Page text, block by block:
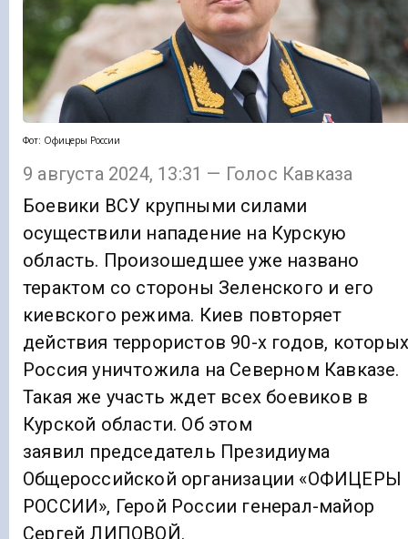
Фот: Офицеры России
9 августа 2024, 13:31 — Голос Кавказа
Боевики ВСУ крупными силами
осуществили нападение на Курскую
область. Произошедшее уже названо
терактом со стороны Зеленского и его
киевского режима. Киев повторяет
действия террористов 90-х годов, которых
Россия уничтожила на Северном Кавказе.
Такая же участь ждет всех боевиков в
Курской области. Об этом
заявил председатель Президиума
Общероссийской организации «ОФИЦЕРЫ
РОССИИ», Герой России генерал-майор
Сергей ЛИПОВОЙ.